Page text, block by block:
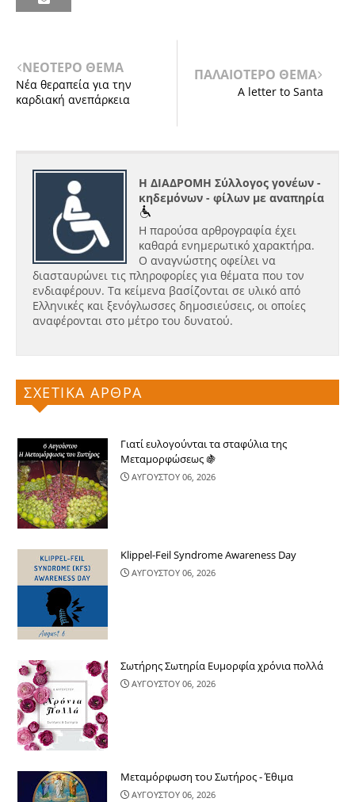
ΝΕΟΤΕΡΟ ΘΕΜΑ
Νέα θεραπεία για την
καρδιακή ανεπάρκεια
ΠΑΛΑΙΟΤΕΡΟ ΘΕΜΑ
A letter to Santa
Η ΔΙΑΔΡΟΜΗ Σύλλογος γονέων -
κηδεμόνων - φίλων με αναπηρία
Η παρούσα αρθρογραφία έχει
καθαρά ενημερωτικό χαρακτήρα.
Ο αναγνώστης οφείλει να
διασταυρώνει τις πληροφορίες για θέματα που τον
ενδιαφέρουν. Τα κείμενα βασίζονται σε υλικό από
Ελληνικές και ξενόγλωσσες δημοσιεύσεις, οι οποίες
αναφέρονται στο μέτρο του δυνατού.
ΣΧΕΤΙΚΑ ΑΡΘΡΑ
Γιατί ευλογούνται τα σταφύλια της
Μεταμορφώσεως 🍇
ΑΥΓΟΥΣΤΟΥ 06, 2026
Klippel-Feil Syndrome Awareness Day
ΑΥΓΟΥΣΤΟΥ 06, 2026
Σωτήρης Σωτηρία Ευμορφία χρόνια πολλά
ΑΥΓΟΥΣΤΟΥ 06, 2026
Μεταμόρφωση του Σωτήρος - Έθιμα
ΑΥΓΟΥΣΤΟΥ 06, 2026